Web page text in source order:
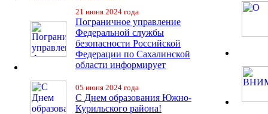
21 июня 2024 года
Пограничное управление
Федеральной службы
безопасности Российской
Федерации по Сахалинской
области информирует
05 июня 2024 года
С Днем образования Южно-
Курильского района!